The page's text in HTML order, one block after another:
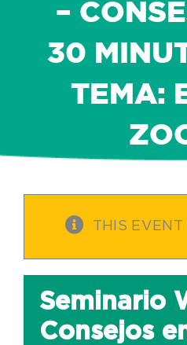
–
30
TEMA:
THIS EVENT
Seminario
Consejos